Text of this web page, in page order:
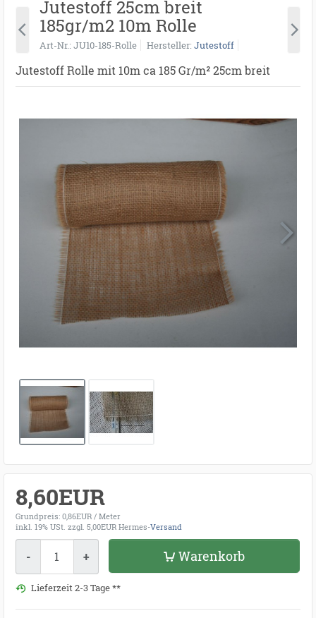
Jutestoff 25cm breit
185gr/m2 10m Rolle
Art-Nr. JU10-185-Rolle Hersteller Jutestoff
Jutestoff Rolle mit 10m ca 185 Gr/m² 25cm breit

8,60EUR
Grundpreis: 0,86EUR / Meter
inkl. 19% USt. zzgl. 5,00EUR Hermes-Versand
- + Warenkorb
Lieferzeit 2-3 Tage **